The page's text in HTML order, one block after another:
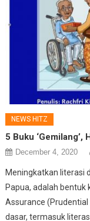
NEWS HITZ
5 Buku ‘Gemilang’,
December 4, 2020
Meningkatkan literasi
Papua, adalah
Assurance
dasar, termasuk